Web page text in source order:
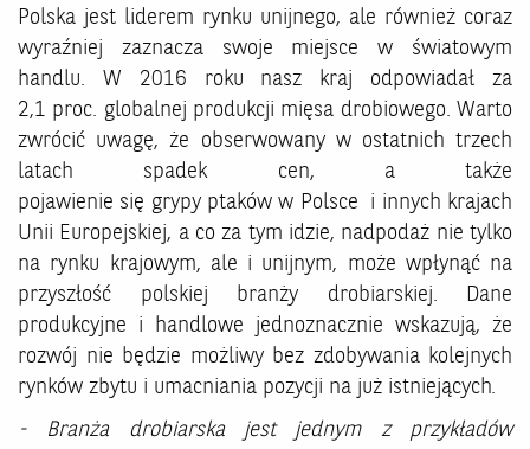
Polska jest liderem rynku unijnego, ale również coraz
wyraźniej zaznacza swoje miejsce w światowym
handlu. W 2016 roku nasz kraj odpowiadał za
2,1 proc. globalnej produkcji mięsa drobiowego. Warto
zwrócić uwagę, że obserwowany w ostatnich trzech
latach spadek cen, a także
pojawienie się grypy ptaków w Polsce i innych krajach
Unii Europejskiej, a co za tym idzie, nadpodaż nie tylko
na rynku krajowym, ale i unijnym, może wpłynąć na
przyszłość polskiej branży drobiarskiej. Dane
produkcyjne i handlowe jednoznacznie wskazują, że
rozwój nie będzie możliwy bez zdobywania kolejnych
rynków zbytu i umacniania pozycji na już istniejących.
- Branża drobiarska jest jednym z przykładów